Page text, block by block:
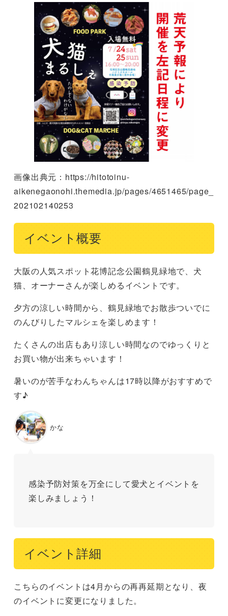
画像出典元：https://hitotoinu-
aikenegaonohi.themedia.jp/pages/4651465/page_
202102140253
イベント概要
大阪の人気スポット花博記念公園鶴見緑地で、犬
猫、オーナーさんが楽しめるイベントです。
夕方の涼しい時間から、鶴見緑地でお散歩ついでに
のんびりしたマルシェを楽しめます！
たくさんの出店もあり涼しい時間なのでゆっくりと
お買い物が出来ちゃいます！
暑いのが苦手なわんちゃんは17時以降がおすすめで
す♪
かな
感染予防対策を万全にして愛犬とイベントを
楽しみましょう！
イベント詳細
こちらのイベントは4月からの再再延期となり、夜
のイベントに変更になりました。